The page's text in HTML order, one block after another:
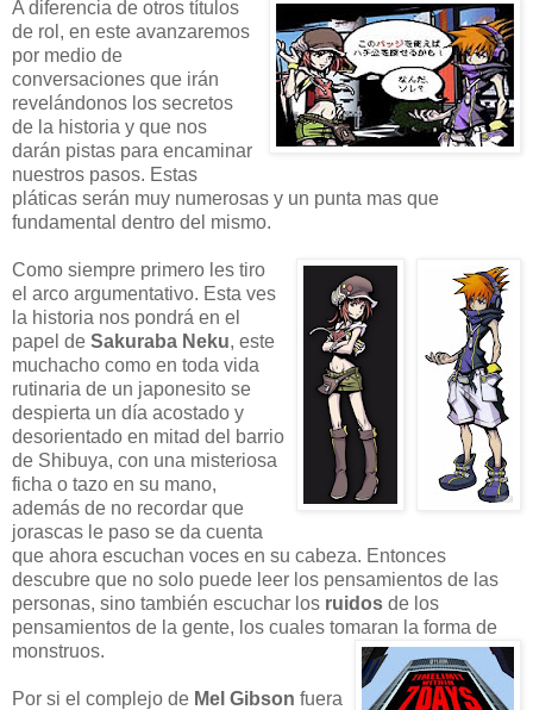
A diferencia de otros títulos
de rol, en este avanzaremos
por medio de
conversaciones que irán
revelándonos los secretos
de la historia y que nos
darán pistas para encaminar
nuestros pasos. Estas
pláticas serán muy numerosas y un punta mas que
fundamental dentro del mismo.
Como siempre primero les tiro
el arco argumentativo. Esta ves
la historia nos pondrá en el
papel de Sakuraba Neku, este
muchacho como en toda vida
rutinaria de un japonesito se
despierta un día acostado y
desorientado en mitad del barrio
de Shibuya, con una misteriosa
ficha o tazo en su mano,
además de no recordar que
jorascas le paso se da cuenta
que ahora escuchan voces en su cabeza. Entonces
descubre que no solo puede leer los pensamientos de las
personas, sino también escuchar los ruidos de los
pensamientos de la gente, los cuales tomaran la forma de
monstruos.
Por si el complejo de Mel Gibson fuera